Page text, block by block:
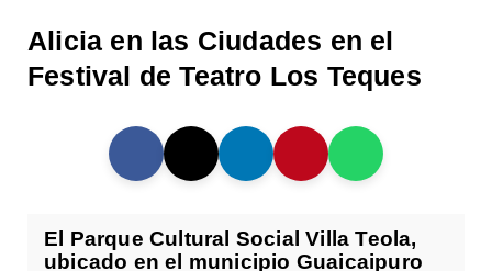
Alicia en las Ciudades en el
Festival de Teatro Los Teques
El Parque Cultural Social Villa Teola,
ubicado en el municipio Guaicaipuro